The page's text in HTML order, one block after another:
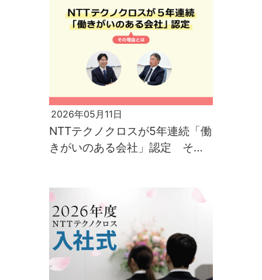
2026年05月11日
NTTテクノクロスが5年連続「働
きがいのある会社」認定 その